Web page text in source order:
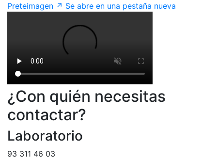
Preteimagen ↗ Se abre en una pestaña nueva
¿Con quién necesitas
contactar?
Laboratorio
93 311 46 03